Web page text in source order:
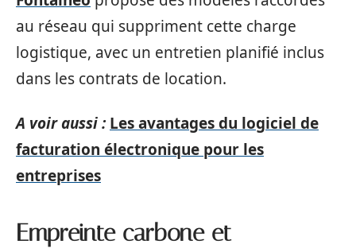
au réseau qui suppriment cette charge
logistique, avec un entretien planifié inclus
dans les contrats de location.
A voir aussi : Les avantages du logiciel de
facturation électronique pour les
entreprises
Empreinte carbone et